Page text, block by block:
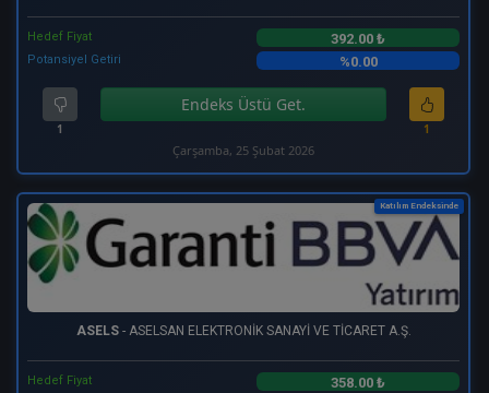
Hedef Fiyat 392.00 ₺
Potansiyel Getiri %0.00
1
Endeks Üstü Get.
1
Çarşamba, 25 Şubat 2026
Katılım Endeksinde
ASELS- ASELSAN ELEKTRONİK SANAYİ VE TİCARET A.Ş.
Hedef Fiyat 358.00 ₺